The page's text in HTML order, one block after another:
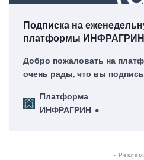
Подписка на
платформы ИНФРАГРИН
Добро пожаловать на
очень рады, что вы
честь!Платформа
ИНФРАГРИН
-